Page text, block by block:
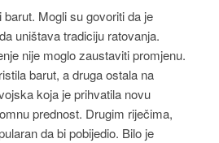
Mogli su govoriti da je
uništava tradiciju ratovanja.
nije moglo zaustaviti promjenu.
barut, a druga ostala na
koja je prihvatila novu
prednost. Drugim riječima,
da bi pobijedio. Bilo je